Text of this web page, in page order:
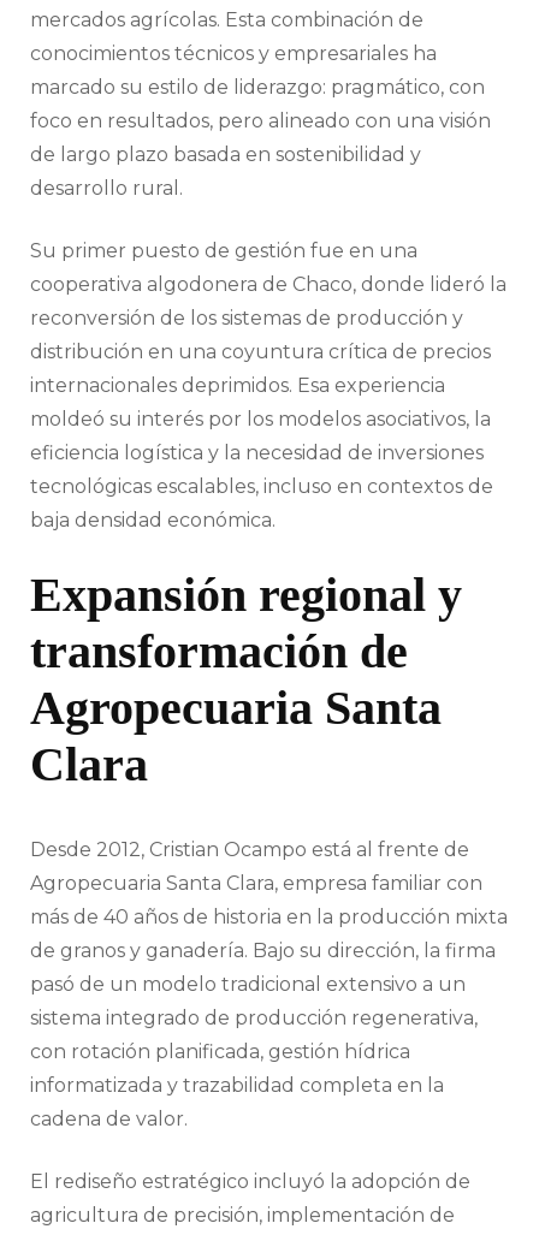
mercados agrícolas. Esta combinación de
conocimientos técnicos y empresariales ha
marcado su estilo de liderazgo: pragmático, con
foco en resultados, pero alineado con una visión
de largo plazo basada en sostenibilidad y
desarrollo rural.
Su primer puesto de gestión fue en una
cooperativa algodonera de Chaco, donde lideró la
reconversión de los sistemas de producción y
distribución en una coyuntura crítica de precios
internacionales deprimidos. Esa experiencia
moldeó su interés por los modelos asociativos, la
eficiencia logística y la necesidad de inversiones
tecnológicas escalables, incluso en contextos de
baja densidad económica.
Expansión regional y
transformación de
Agropecuaria Santa
Clara
Desde 2012, Cristian Ocampo está al frente de
Agropecuaria Santa Clara, empresa familiar con
más de 40 años de historia en la producción mixta
de granos y ganadería. Bajo su dirección, la firma
pasó de un modelo tradicional extensivo a un
sistema integrado de producción regenerativa,
con rotación planificada, gestión hídrica
informatizada y trazabilidad completa en la
cadena de valor.
El rediseño estratégico incluyó la adopción de
agricultura de precisión, implementación de